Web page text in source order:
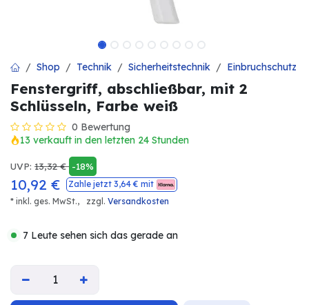
Shop Technik Sicherheitstechnik Einbruchschutz
Fenstergriff, abschließbar, mit 2
Schlüsseln, Farbe weiß
0 Bewertung
13 verkauft in den letzten 24 Stunden
UVP: 13,32€ -18%
10,92 € Zahle jetzt 3,64€ mit
* inkl. ges. MwSt.,
zzgl. Versandkosten
7 Leute sehen sich das gerade an